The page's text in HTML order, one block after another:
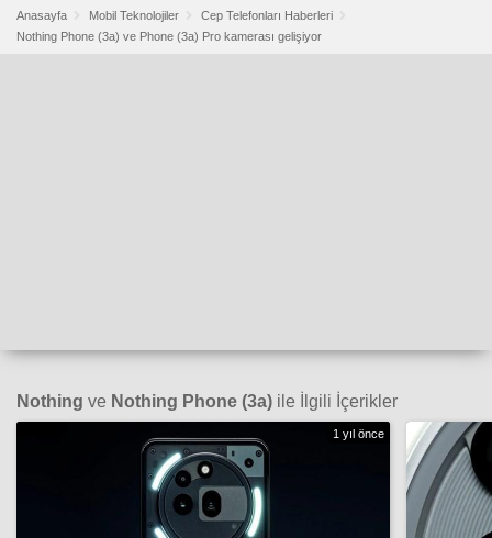
Anasayfa Mobil Teknolojiler
Cep Telefonları Haberleri
Nothing Phone (3a) ve Phone (3a) Pro kamerası gelişiyor
Nothing ve Nothing Phone (3a) ile İlgili İçerikler
1 yıl önce